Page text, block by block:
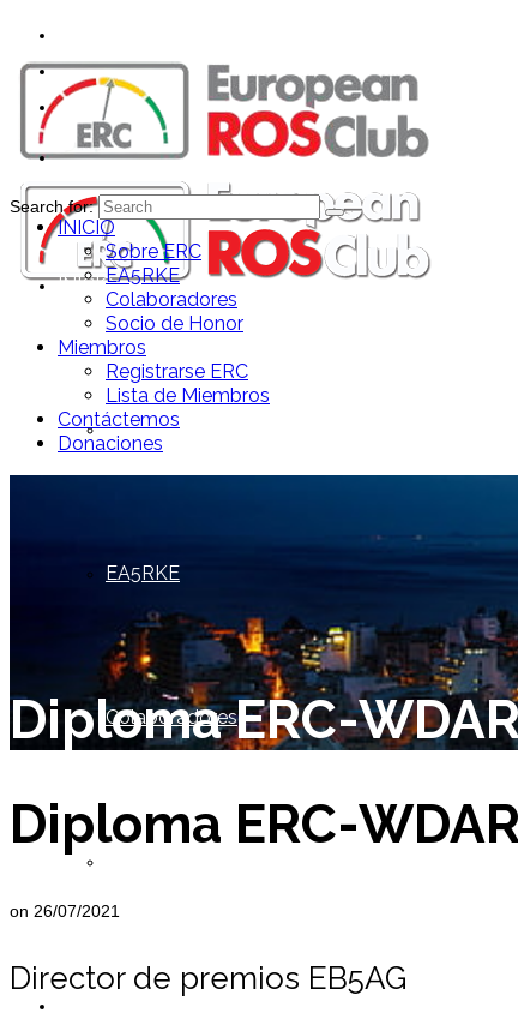
Search for:
INICIO
Sobre ERC
EA5RKE
Colaboradores
INICIO
Sobre ERC
EA5RKE
Colaboradores
Socio de Honor
Miembros
Registrarse ERC
Lista de Miembros
Contáctemos
Donaciones
Diploma ERC-
Diploma ERC-
on 26/07/2021
Director de premios EB5AG